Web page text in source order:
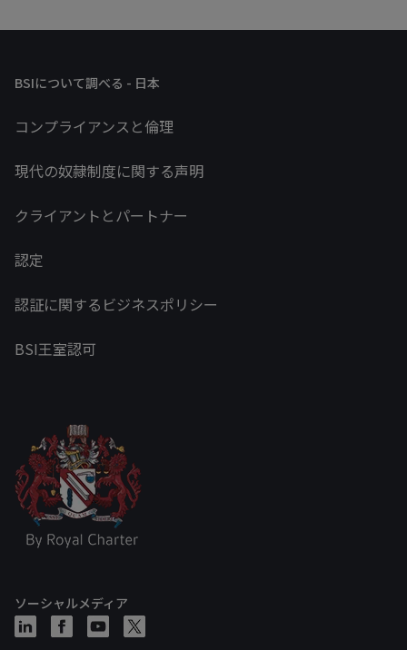
BSIについて調べる - 日本
コンプライアンスと倫理
現代の奴隷制度に関する声明
クライアントとパートナー
認定
認証に関するビジネスポリシー
BSI王室認可
ソーシャルメディア